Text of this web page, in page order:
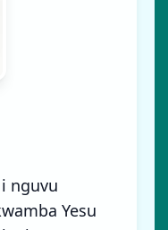
nguvu
Yesu